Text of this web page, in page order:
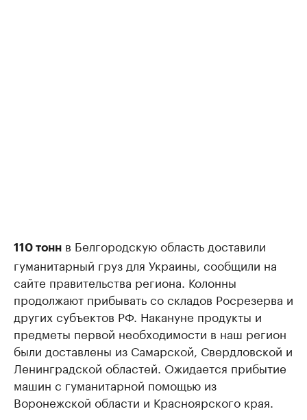
110 тонн в Белгородскую область доставили
гуманитарный груз для Украины, сообщили на
сайте правительства региона. Колонны
продолжают прибывать со складов Росрезерва и
других субъектов РФ. Накануне продукты и
предметы первой необходимости в наш регион
были доставлены из Самарской, Свердловской и
Ленинградской областей. Ожидается прибытие
машин с гуманитарной помощью из
Воронежской области и Красноярского края.